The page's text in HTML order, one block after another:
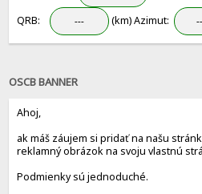
QRB: (km) Azimut:
OSCB BANNER
Ahoj,
ak máš záujem si pridať na našu
reklamný obrázok na svoju vlastnú
Podmienky sú jednoduché.